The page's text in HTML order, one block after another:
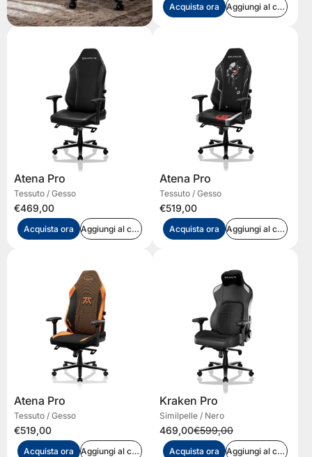
Acquista ora Aggiungi al carrello
Atena Pro
Tessuto / Gesso
€469,00
Acquista ora Aggiungi al carrello
Atena Pro
Tessuto / Gesso
€519,00
Acquista ora Aggiungi al carrello
Atena Pro
Tessuto / Gesso
€519,00
Acquista ora Aggiungi al carrello
Kraken Pro
Similpelle / Nero
469,00€599,00
Acquista ora Aggiungi al carrello